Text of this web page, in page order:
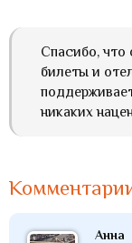
Спасибо, что
билеты и
никаких
Анна